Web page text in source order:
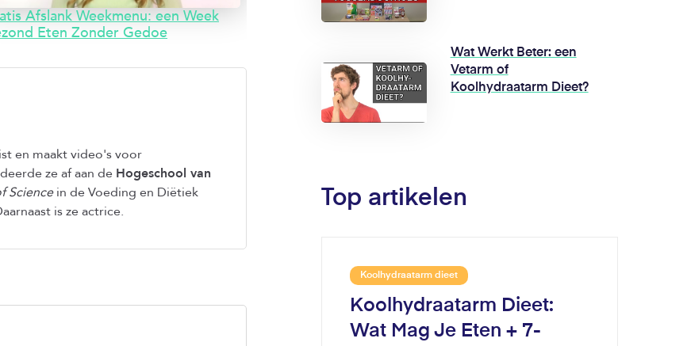
Afslank Weekmenu: een Week
Eten Zonder Gedoe
en maakt video's voor
ze af aan de Hogeschool van
Sciencein de Voeding en Diëtiek
is ze actrice.
Wat Werkt Beter: een
Vetarm of
Koolhydraatarm Dieet?
Top artikelen
Koolhydraatarm dieet
Koolhydraatarm Dieet:
Wat Mag Je Eten + 7-